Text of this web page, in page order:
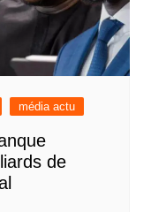
média actu
de